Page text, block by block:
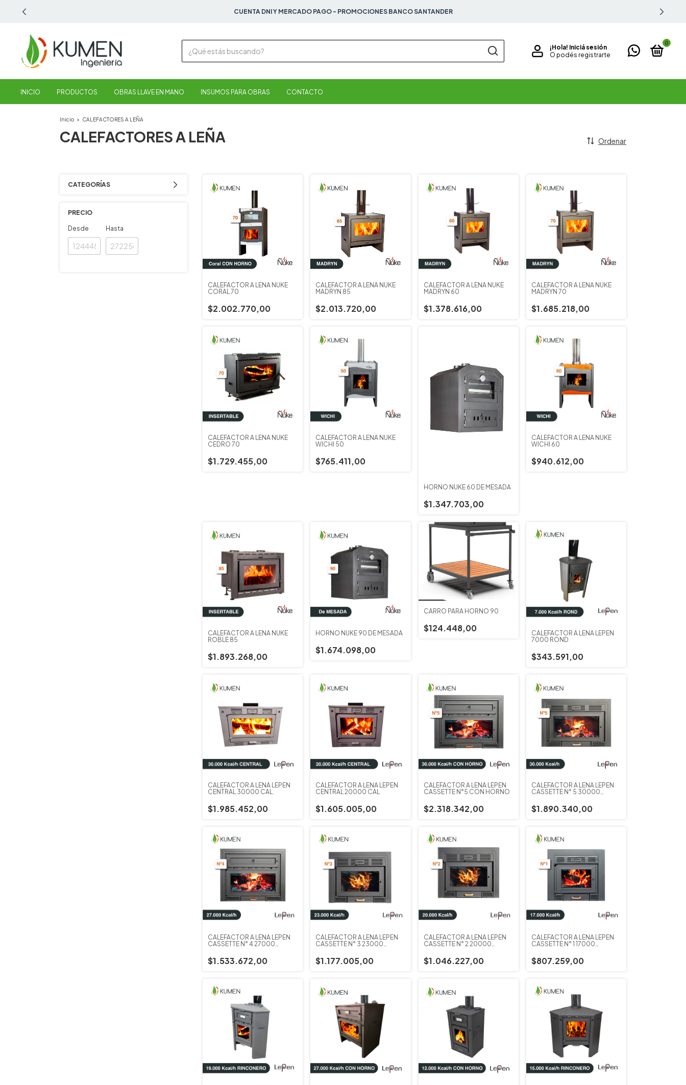
EFECTIVO O TRANSFERENCIA 10% DE DESCUENTO.
¡Hola! Iniciá sesión
O podés registrarte
0
INICIO PRODUCTOS OBRAS LLAVE EN MANO INSUMOS PARA OBRAS CONTACTO
Inicio > CALEFACTORES A LEÑA
CALEFACTORES A LEÑA Ordenar
CATEGORÍAS
PRECIO
Desde Hasta
CALEFACTOR A LEÑA ÑUKE
CORAL 70
$2.002.770,00
CALEFACTOR A LEÑA ÑUKE
MADRYN 85
$2.013.720,00
CALEFACTOR A LEÑA ÑUKE
MADRYN 60
$1.378.616,00
CALEFACTOR A LEÑA ÑUKE
MADRYN 70
$1.685.218,00
CALEFACTOR A LEÑA ÑUKE
CEDRO 70
$1.729.455,00
CALEFACTOR A LEÑA ÑUKE
WICHI 50
$765.411,00
HORNO ÑUKE 60 DE MESADA
$1.347.703,00
CALEFACTOR A LEÑA ÑUKE
WICHI 60
$940.612,00
CALEFACTOR A LEÑA ÑUKE
ROBLE 85
$1.893.268,00
HORNO ÑUKE 90 DE MESADA
$1.674.098,00
CARRO PARA HORNO 90
$124.448,00
CALEFACTOR A LEÑA LEPEN
7000 ROND
$343.591,00
CALEFACTOR A LEÑA LEPEN
CENTRAL 30000 CAL.
$1.985.452,00
CALEFACTOR A LEÑA LEPEN
CENTRAL 20000 CAL
$1.605.005,00
CALEFACTOR A LEÑA LEPEN
CASSETTE N°5 CON HORNO
$2.318.342,00
CALEFACTOR A LEÑA LEPEN
CASSETTE N° 5 30000
$1.890.340,00
CALEFACTOR A LEÑA LEPEN
CASSETTE N° 4 27000
$1.533.672,00
CALEFACTOR A LEÑA LEPEN
CASSETTE N° 3 23000
$1.177.005,00
CALEFACTOR A LEÑA LEPEN
CASSETTE N° 2 20000
$1.046.227,00
CALEFACTOR A LEÑA LEPEN
CASSETTE N° 1 17000
$807.259,00